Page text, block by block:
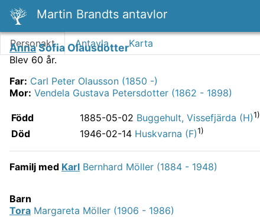
Martin Brandts antavlor
Personakt Antavla Karta
AnnaSofia Olausdotter
Blev 60 år.
Far: Carl Peter Olausson (1850 -)
Mor: Vendela Gustava Petersdotter (1862 - 1898)
Född 1885-05-02 Buggehult, Vissefjärda (H)1)
Död 1946-02-14 Huskvarna (F)1)
Familj med Karl Bernhard Möller (1884 - 1948)
Barn
Tora Margareta Möller (1906 - 1986)